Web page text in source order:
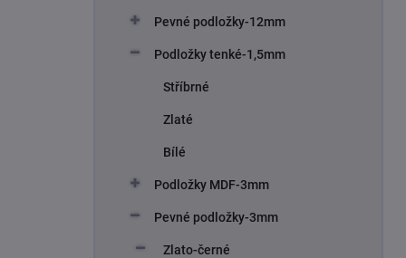
Pevné podložky-12mm
Podložky tenké-1,5mm
Stříbrné
Zlaté
Bílé
Podložky MDF-3mm
Pevné podložky-3mm
Zlato-černé